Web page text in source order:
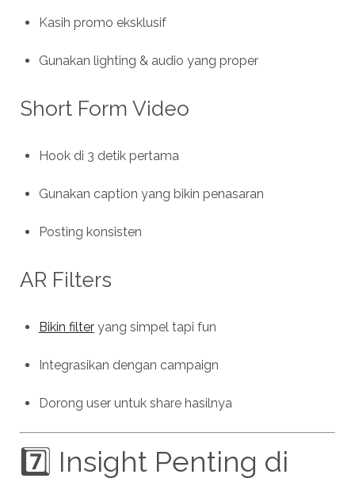
Kasih promo eksklusif
Gunakan lighting & audio yang proper
Short Form Video
Hook di 3 detik pertama
Gunakan caption yang bikin penasaran
Posting konsisten
AR Filters
Bikin filteryang simpel tapi fun
Integrasikan dengan campaign
Dorong user untuk share hasilnya
7️⃣ Insight Penting di